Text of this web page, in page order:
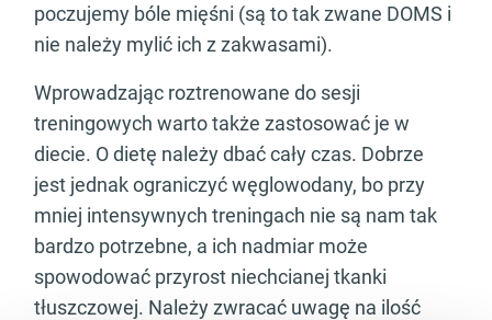
poczujemy bóle mięśni (są to tak zwane DOMS i
nie należy mylić ich z zakwasami).
Wprowadzając roztrenowane do sesji
treningowych warto także zastosować je w
diecie. O dietę należy dbać cały czas. Dobrze
jest jednak ograniczyć węglowodany, bo przy
mniej intensywnych treningach nie są nam tak
bardzo potrzebne, a ich nadmiar może
spowodować przyrost niechcianej tkanki
tłuszczowej. Należy zwracać uwagę na ilość